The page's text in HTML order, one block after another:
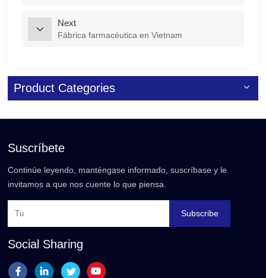
Next
Fábrica farmacéutica en Vietnam
Product Categories
Suscríbete
Continúe leyendo, manténgase informado, suscríbase y le
invitamos a que nos cuente lo que piensa.
Subscribe
Social Sharing